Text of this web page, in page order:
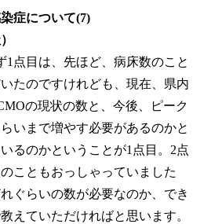
症について(7)
1点目は、先ほど、病床数のこと
たのですけれども、現在、県内
の現状の数と、今後、ピーク
いまで増やす必要があるのかと
るのかということが1点目。2点
こともおっしゃっていました
ぐらいの数が必要なのか、でき
えていただければと思います。